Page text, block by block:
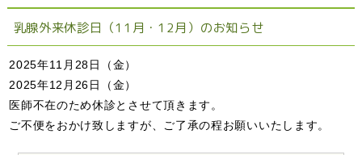
乳腺外来休診日（11月・12月）のお知らせ
2025年11月28日（金）
2025年12月26日（金）
医師不在のため休診とさせて頂きます。
ご不便をおかけ致しますが、ご了承の程お願いいたします。